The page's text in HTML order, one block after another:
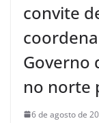
convite
Governo
no norte
6 de agosto de